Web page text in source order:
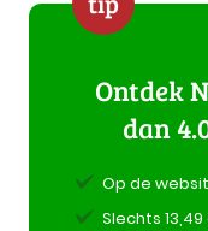
Ontdek
dan
Op de
Slechts